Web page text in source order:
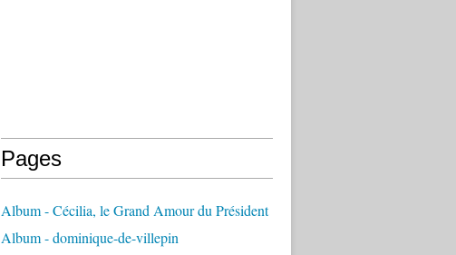
Pages
Album - Cécilia, le Grand Amour du Président
Album - dominique-de-villepin